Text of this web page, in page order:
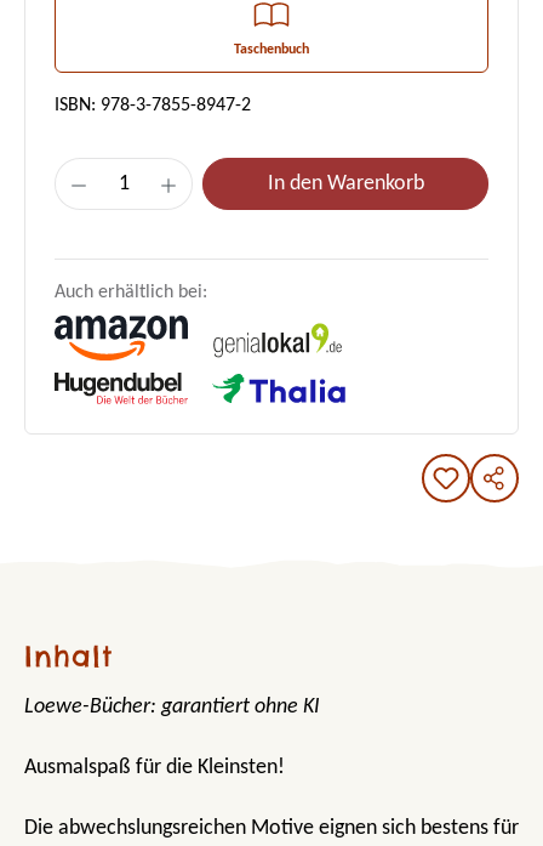
Taschenbuch
ISBN: 978-3-7855-8947-2
Produkt Anzahl: Gib den gewünschten
In den Warenkorb
Auch erhältlich bei:
Inhalt
Loewe-Bücher: garantiert ohne KI
Ausmalspaß für die Kleinsten!
Die abwechslungsreichen Motive eignen sich bestens für